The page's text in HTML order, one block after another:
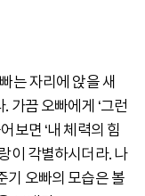
는 자리에 앉을 새
가끔 오빠에게 ‘그런
보면 ‘내 체력의 힘
이 각별하시더라. 나
기 오빠의 모습은 볼